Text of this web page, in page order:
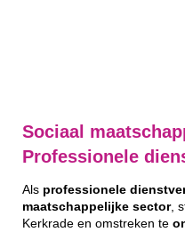
Sociaal
Professionele
Als professionele
maatschappelijke sector,
Kerkrade en omstreken te